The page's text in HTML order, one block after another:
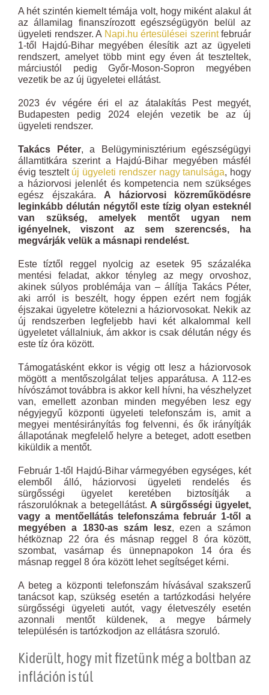
A hét szintén kiemelt témája volt, hogy miként alakul át
az államilag finanszírozott egészségügyön belül az
ügyeleti rendszer. A Napi.hu értesülései szerintfebruár
1-től Hajdú-Bihar megyében élesítik azt az ügyeleti
rendszert, amelyet több mint egy éven át teszteltek,
márciustól pedig Győr-Moson-Sopron megyében
vezetik be az új ügyeletei ellátást.
2023 év végére éri el az átalakítás Pest megyét,
Budapesten pedig 2024 elején vezetik be az új
ügyeleti rendszer.
Takács Péter, a Belügyminisztérium egészségügyi
államtitkára szerint a Hajdú-Bihar megyében másfél
évig tesztelt új ügyeleti rendszer nagy tanulsága, hogy
a háziorvosi jelenlét és kompetencia nem szükséges
egész éjszakára. A háziorvosi közreműködésre
leginkább délután négytől este tízig olyan esteknél
van szükség, amelyek mentőt ugyan nem
igényelnek, viszont az sem szerencsés, ha
megvárják velük a másnapi rendelést.
Este tíztől reggel nyolcig az esetek 95 százaléka
mentési feladat, akkor tényleg az megy orvoshoz,
akinek súlyos problémája van – állítja Takács Péter,
aki arról is beszélt, hogy éppen ezért nem fogják
éjszakai ügyeletre kötelezni a háziorvosokat. Nekik az
új rendszerben legfeljebb havi két alkalommal kell
ügyeletet vállalniuk, ám akkor is csak délután négy és
este tíz óra között.
Támogatásként ekkor is végig ott lesz a háziorvosok
mögött a mentőszolgálat teljes apparátusa. A 112-es
hívószámot továbbra is akkor kell hívni, ha vészhelyzet
van, emellett azonban minden megyében lesz egy
négyjegyű központi ügyeleti telefonszám is, amit a
megyei mentésirányítás fog felvenni, és ők irányítják
állapotának megfelelő helyre a beteget, adott esetben
kiküldik a mentőt.
Február 1-től Hajdú-Bihar vármegyében egységes, két
elemből álló, háziorvosi ügyeleti rendelés és
sürgősségi ügyelet keretében biztosítják a
rászorulóknak a betegellátást. A sürgősségi ügyelet,
vagy a mentőellátás telefonszáma február 1-től a
megyében a 1830-as szám lesz, ezen a számon
hétköznap 22 óra és másnap reggel 8 óra között,
szombat, vasárnap és ünnepnapokon 14 óra és
másnap reggel 8 óra között lehet segítséget kérni.
A beteg a központi telefonszám hívásával szakszerű
tanácsot kap, szükség esetén a tartózkodási helyére
sürgősségi ügyeleti autót, vagy életveszély esetén
azonnali mentőt küldenek, a megye bármely
településén is tartózkodjon az ellátásra szoruló.
Kiderült, hogy mit fizetünk még a boltban az
infláción is túl